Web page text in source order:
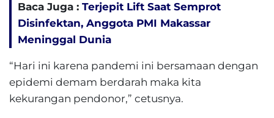
Baca Juga : Terjepit Lift Saat Semprot
Disinfektan, Anggota PMI Makassar
Meninggal Dunia
“Hari ini karena pandemi ini bersamaan dengan
epidemi demam berdarah maka kita
kekurangan pendonor,” cetusnya.